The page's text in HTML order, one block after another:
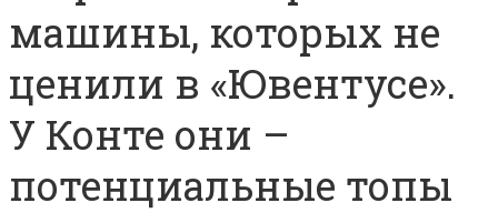
машины, которых не
ценили в «Ювентусе».
У Конте они –
потенциальные топы